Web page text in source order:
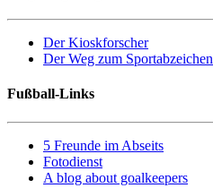
Der Kioskforscher
Der Weg zum Sportabzeichen
Fußball-Links
5 Freunde im Abseits
Fotodienst
A blog about goalkeepers